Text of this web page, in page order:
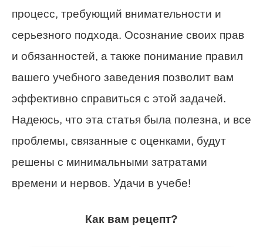
процесс, требующий внимательности и
серьезного подхода. Осознание своих прав
и обязанностей, а также понимание правил
вашего учебного заведения позволит вам
эффективно справиться с этой задачей.
Надеюсь, что эта статья была полезна, и все
проблемы, связанные с оценками, будут
решены с минимальными затратами
времени и нервов. Удачи в учебе!
Как вам рецепт?